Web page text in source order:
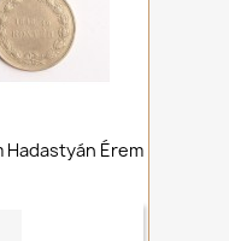
Hadastyán Érem